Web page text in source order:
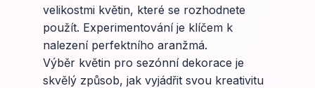
velikostmi květin, které se rozhodnete
použít. Experimentování je klíčem k
nalezení perfektního aranžmá.
Výběr květin pro sezónní dekorace je
skvělý způsob, jak vyjádřit svou kreativitu